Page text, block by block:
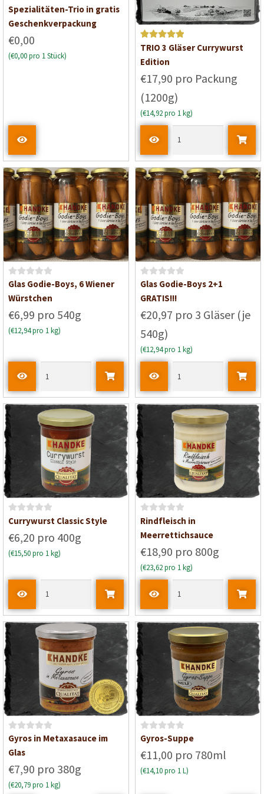
Bewertet mit
5von 5
Spezialitäten-Trio in gratis
Geschenkverpackung
€0,00
(€0,00 pro 1 Stück)
Bewertet mit
5 von 5
TRIO 3 Gläser Currywurst
Edition
€17,90 pro Packung
(1200g)
(€14,92 pro 1 kg)
B
e
e
r
i
t
0
n
Glas Godie-Boys, 6 Wiener
Würstchen
€6,99 pro 540g
(€12,94 pro 1 kg)
B
e
e
r
e
i
t
0
n
Glas Godie-Boys 2+1
GRATIS!!!
€20,97 pro 3 Gläser (je
540g)
(€12,94 pro 1 kg)
B
w
e
t
m
i
t
0
n
5
Currywurst Classic Style
€6,20 pro 400g
(€15,50 pro 1 kg)
B
e
e
r
t
m
i
t
0
n
5
Rindfleisch in
Meerrettichsauce
€18,90 pro 800g
(€23,62 pro 1 kg)
B
e
e
r
Gyros in Metaxasauce im
Glas
€7,90 pro 380g
(€20,79 pro 1 kg)
B
w
e
Gyros-Suppe
€11,00 pro 780ml
(€14,10 pro 1 L)